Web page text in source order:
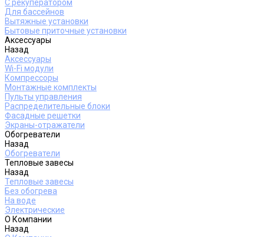
С рекуператором
Для бассейнов
Вытяжные установки
Бытовые приточные установки
Аксессуары
Назад
Аксессуары
Wi-Fi модули
Компрессоры
Монтажные комплекты
Пульты управления
Распределительные блоки
Фасадные решетки
Экраны-отражатели
Обогреватели
Назад
Обогреватели
Тепловые завесы
Назад
Тепловые завесы
Без обогрева
На воде
Электрические
О Компании
Назад